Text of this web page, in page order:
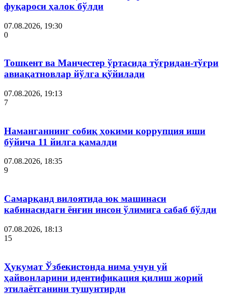
фуқароси ҳалок бўлди
07.08.2026, 19:30
0
Тошкент ва Манчестер ўртасида тўғридан-тўғри
авиақатновлар йўлга қўйилади
07.08.2026, 19:13
7
Наманганнинг собиқ ҳокими коррупция иши
бўйича 11 йилга қамалди
07.08.2026, 18:35
9
Самарқанд вилоятида юк машинаси
кабинасидаги ёнғин инсон ўлимига сабаб бўлди
07.08.2026, 18:13
15
Ҳукумат Ўзбекистонда нима учун уй
ҳайвонларини идентификация қилиш жорий
этилаётганини тушунтирди